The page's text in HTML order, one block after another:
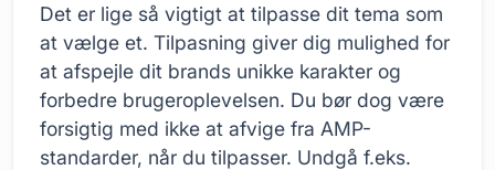
Det er lige så vigtigt at tilpasse dit tema som
at vælge et. Tilpasning giver dig mulighed for
at afspejle dit brands unikke karakter og
forbedre brugeroplevelsen. Du bør dog være
forsigtig med ikke at afvige fra AMP-
standarder, når du tilpasser. Undgå f.eks.